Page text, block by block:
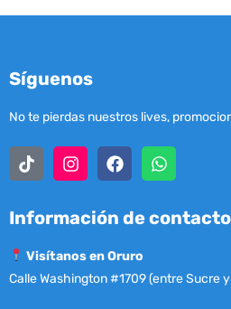
Síguenos
No te pierdas nuestros lives,
Información de
Visítanos en Oruro
Calle Washington #1709 (entre Sucre